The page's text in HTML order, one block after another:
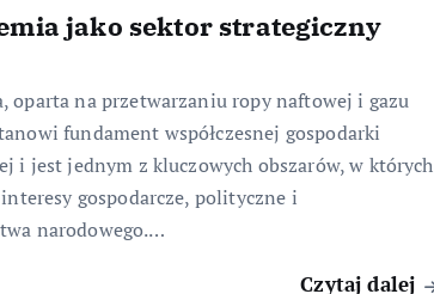
jako sektor strategiczny
oparta na przetwarzaniu ropy naftowej i gazu
fundament współczesnej gospodarki
i jest jednym z kluczowych obszarów, w których
gospodarcze, polityczne i
narodowego.…
Czytaj dalej